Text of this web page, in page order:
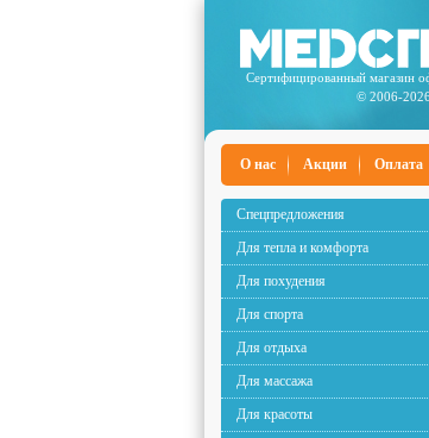
Сертифицированный магазин
© 2006-
О нас Акции Оплата
Спецпредложения
Для тепла и комфорта
Для похудения
Для спорта
Для отдыха
Для массажа
Для красоты